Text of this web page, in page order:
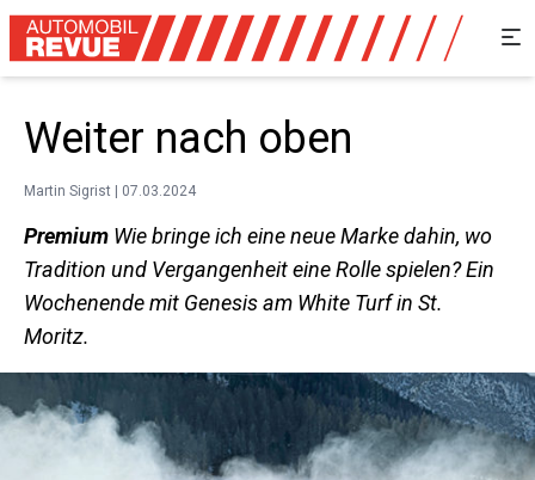
Weiter nach oben
Martin Sigrist | 07.03.2024
Premium Wie bringe ich eine neue Marke ­dahin, wo
Tradition und Vergangenheit eine Rolle spielen? Ein
Wochen­ende mit Genesis am White Turf in St.
Moritz.